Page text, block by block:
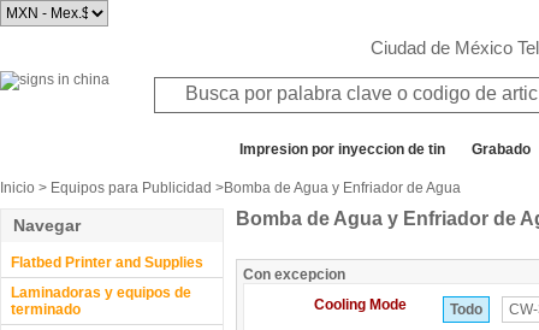
Ciudad de México
Impresion por inyeccion de tin Grabado
Inicio > Equipos para Publicidad >Bomba de Agua y Enfriador de Agua
Navegar
Flatbed Printer and Supplies
Laminadoras y equipos de
terminado
Bomba de Agua y Enfriador de
Con excepcion
Cooling Mode
Todo